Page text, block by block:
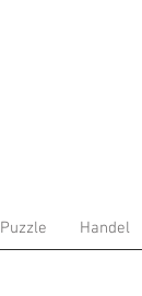
Puzzle Handel